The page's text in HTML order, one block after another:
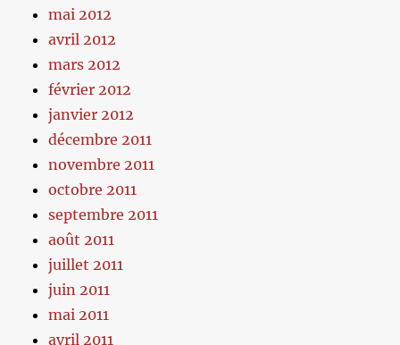
mai 2012
avril 2012
mars 2012
février 2012
janvier 2012
décembre 2011
novembre 2011
octobre 2011
septembre 2011
août 2011
juillet 2011
juin 2011
mai 2011
avril 2011